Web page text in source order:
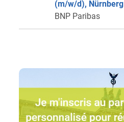
(m/w/d), Nürnberg
BNP Paribas